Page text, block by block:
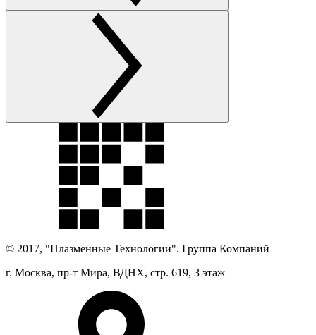
© 2017, "Плазменные Технологии". Группа Компаний
г. Москва, пр-т Мира, ВДНХ, стр. 619, 3 этаж